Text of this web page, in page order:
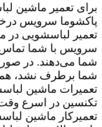
برای تعمیر ماشین
پاکشوما سرویس
تعمیر لباسشویی در
سرویس با شما تماس
شما می‌دهند. در
شما برطرف نشد،
تعمیرات ماشین
تکنسین در اسرع
تعمیرکار ماشین